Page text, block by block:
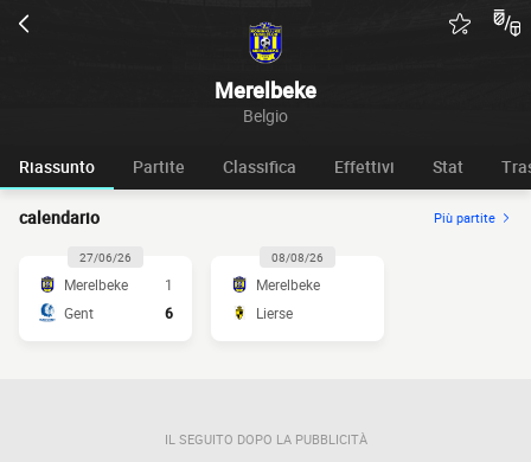
Merelbeke
Belgio
Riassunto Partite Classifica Effettivi Stat
calendario Più partite
27/06/26
Merelbeke
1
Gent
6
08/08/26
Merelbeke
Lierse
IL SEGUITO DOPO LA PUBBLICITÀ